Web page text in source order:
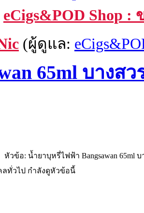
eCigs&POD Shop
(ผู้ดูแล:
65ml บางส
หัวข้อ: น้ำยาบุหรี่ไฟฟ้า Bangsawan 65ml
ลทั่วไป กำลังดูหัวข้อนี้